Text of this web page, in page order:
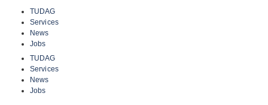
TUDAG
Services
News
Jobs
TUDAG
Services
News
Jobs